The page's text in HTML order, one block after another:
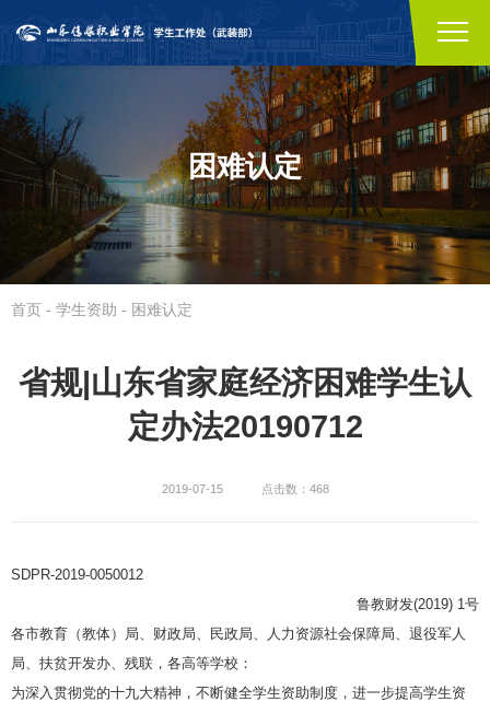
困难认定
首页 - 学生资助 - 困难认定
省规|山东省家庭经济困难学生认
定办法20190712
2019-07-15 点击数：468
SDPR-2019-0050012
鲁教财发(2019) 1号
各市教育（教体）局、财政局、民政局、人力资源社会保障局、退役军人
局、扶贫开发办、残联，各高等学校：
为深入贯彻党的十九大精神，不断健全学生资助制度，进一步提高学生资